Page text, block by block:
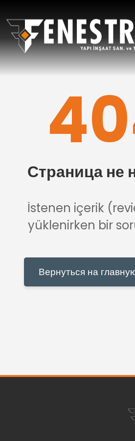
Страница не
İstenen içerik
yüklenirken bir
Вернуться на